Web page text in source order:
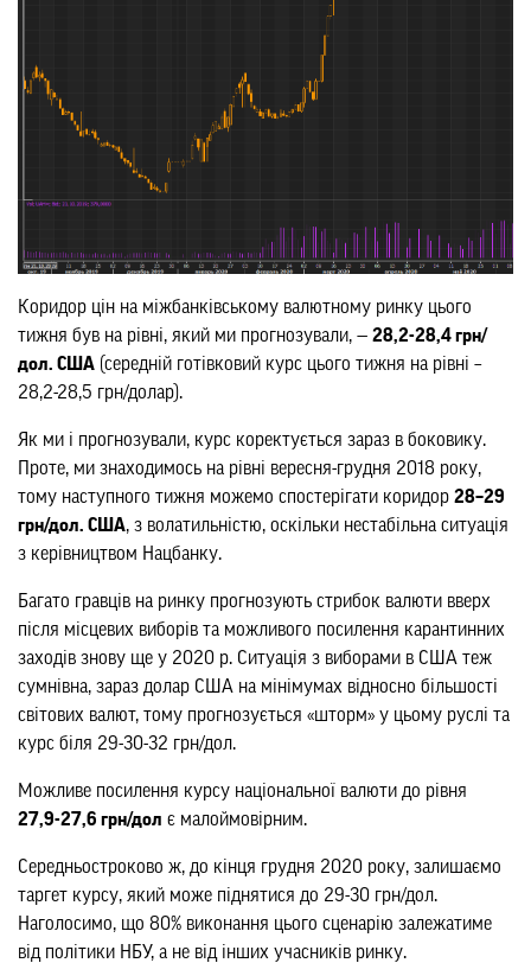
Коридор цін на міжбанківському валютному ринку цього
тижня був на рівні, який ми прогнозували, — 28,2-28,4 грн/
дол. США (середній готівковий курс цього тижня на рівні –
28,2-28,5 грн/долар).
Як ми і прогнозували, курс коректується зараз в боковику.
Проте, ми знаходимось на рівні вересня-грудня 2018 року,
тому наступного тижня можемо спостерігати коридор 28–29
грн/дол. США, з волатильністю, оскільки нестабільна ситуація
з керівництвом Нацбанку.
Багато гравців на ринку прогнозують стрибок валюти вверх
після місцевих виборів та можливого посилення карантинних
заходів знову ще у 2020 р. Ситуація з виборами в США теж
сумнівна, зараз долар США на мінімумах відносно більшості
світових валют, тому прогнозується «шторм» у цьому руслі та
курс біля 29-30-32 грн/дол.
Можливе посилення курсу національної валюти до рівня
27,9-27,6 грн/дол є малоймовірним.
Середньостроково ж, до кінця грудня 2020 року, залишаємо
таргет курсу, який може піднятися до 29-30 грн/дол.
Наголосимо, що 80% виконання цього сценарію залежатиме
від політики НБУ, а не від інших учасників ринку.